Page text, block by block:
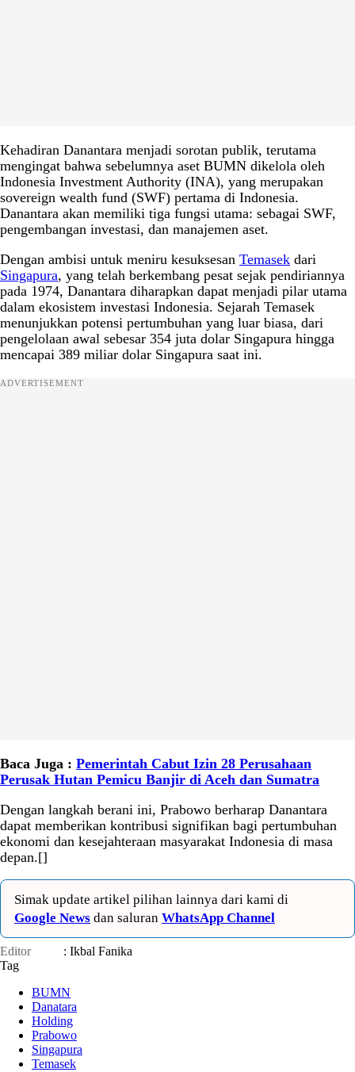
Kehadiran Danantara menjadi sorotan publik, terutama
mengingat bahwa sebelumnya aset BUMN dikelola oleh
Indonesia Investment Authority (INA), yang merupakan
sovereign wealth fund (SWF) pertama di Indonesia.
Danantara akan memiliki tiga fungsi utama: sebagai SWF,
pengembangan investasi, dan manajemen aset.
Dengan ambisi untuk meniru kesuksesan Temasek dari
Singapura, yang telah berkembang pesat sejak pendiriannya
pada 1974, Danantara diharapkan dapat menjadi pilar utama
dalam ekosistem investasi Indonesia. Sejarah Temasek
menunjukkan potensi pertumbuhan yang luar biasa, dari
pengelolaan awal sebesar 354 juta dolar Singapura hingga
mencapai 389 miliar dolar Singapura saat ini.
ADVERTISEMENT
Baca Juga : Pemerintah Cabut Izin 28 Perusahaan
Perusak Hutan Pemicu Banjir di Aceh dan Sumatra
Dengan langkah berani ini, Prabowo berharap Danantara
dapat memberikan kontribusi signifikan bagi pertumbuhan
ekonomi dan kesejahteraan masyarakat Indonesia di masa
depan.[]
Simak update artikel pilihan lainnya dari kami di
Google News dan saluran WhatsApp Channel
Editor
: Ikbal Fanika
Tag
BUMN
Danatara
Holding
Prabowo
Singapura
Temasek